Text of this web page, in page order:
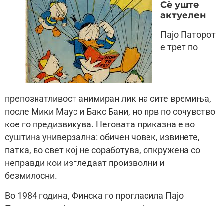
Сè уште
актуелен
Пајо Паторот
е трет по
препознатливост анимиран лик на сите времиња,
после Мики Маус и Бакс Бани, но прв по сочувство
кое го предизвикува. Неговата приказна е во
суштина универзална: обичен човек, извинете,
патка, во свет кој не соработува, опкружена со
неправди кои изгледаат произволни и
безмилосни.
Во 1984 година, Финска го прогласила Пајо